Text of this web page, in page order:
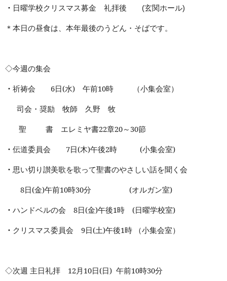
・ 日曜学校クリスマス募金 礼拝後 (玄関ホール)
＊本日の昼食は、本年最後のうどん・そばです。
◇今週の集会
・ 祈祷会 6日(水) 午前10時
（小集会室）
司会・奨励 牧師 久野 牧
聖 書 エレミヤ書22章20～ 30節
・ 伝道委員会 7日(木)午後2時 (小集会室)
・ 思い切り讃美歌を歌って聖書のやさしい話を聞く会
8日(金)午前10時30分 (オルガン室)
・ ハンドベルの会 8日(金)午後1時 (日曜学校室)
・ クリスマス委員会 9日(土)午後1時 （小集会室）
◇次週 主日礼拝 12月 10日(日) 午前10時30分